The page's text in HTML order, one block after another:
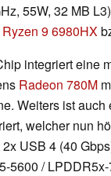
55W, 32 MB
Ryzen 9 6980HX
integriert eine
Radeon 780M
Weiters ist
welcher nun
2x USB 4 (40
5600 /